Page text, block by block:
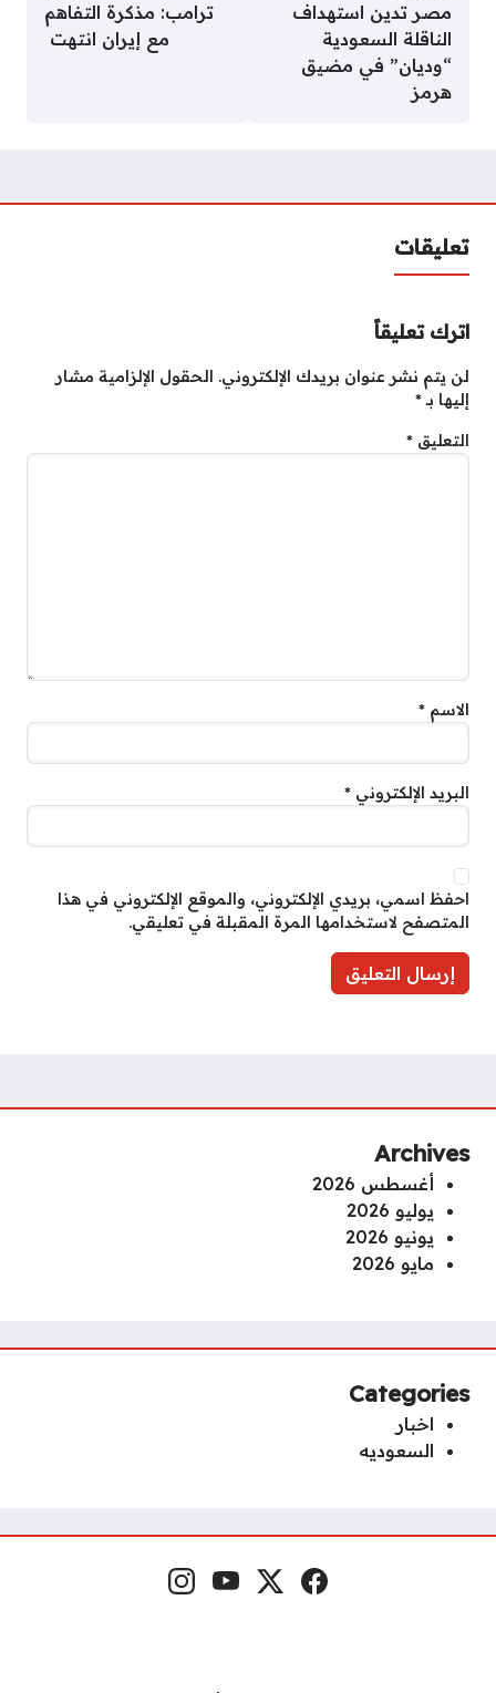
مصر تدين استهداف
الناقلة السعودية
“وديان” في مضيق
هرمز
ترامب: مذكرة التفاهم
مع إيران انتهت
تعليقات
اترك تعليقاً
لن يتم نشر عنوان بريدك الإلكتروني. الحقول الإلزامية مشار
إليها بـ*
التعليق *
الاسم *
البريد الإلكتروني *
احفظ اسمي، بريدي الإلكتروني، والموقع الإلكتروني في هذا
المتصفح لاستخدامها المرة المقبلة في تعليقي.
Archives
أغسطس 2026
يوليو 2026
يونيو 2026
مايو 2026
Categories
اخبار
السعوديه
Social Links Facebook
x.com
YouTube
Instagram